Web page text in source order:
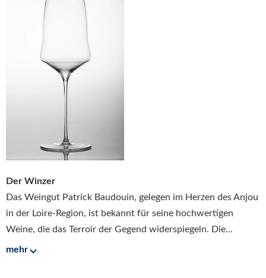
Der Winzer
Das Weingut Patrick Baudouin, gelegen im Herzen des Anjou
in der Loire-Region, ist bekannt für seine hochwertigen
Weine, die das Terroir der Gegend widerspiegeln. Die...
mehr